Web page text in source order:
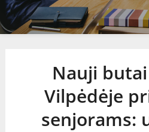
Nauji
Vilpėdėje
senjorams: